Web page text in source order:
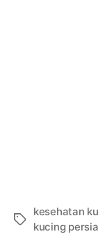
Tags
kesehatan
kucing persia